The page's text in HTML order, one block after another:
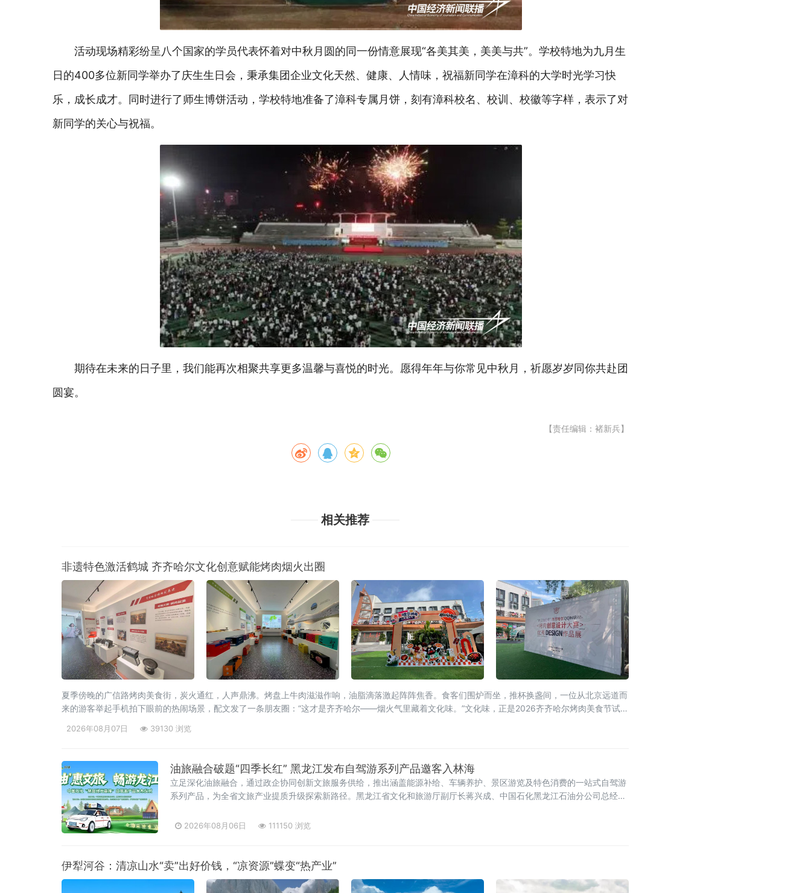
活动现场精彩纷呈八个国家的学员代表怀着对中秋月圆的同一份情意展现“各美其美，美美与共”。学校特地为九月生
日的400多位新同学举办了庆生生日会，秉承集团企业文化天然、健康、人情味，祝福新同学在漳科的大学时光学习快
乐，成长成才。同时进行了师生博饼活动，学校特地准备了漳科专属月饼，刻有漳科校名、校训、校徽等字样，表示了对
新同学的关心与祝福。
期待在未来的日子里，我们能再次相聚共享更多温馨与喜悦的时光。愿得年年与你常见中秋月，祈愿岁岁同你共赴团
圆宴。
【责任编辑：褚新兵】
相关推荐
非遗特色激活鹤城 齐齐哈尔文化创意赋能烤肉烟火出圈
夏季傍晚的广信路烤肉美食街，炭火通红，人声鼎沸。烤盘上牛肉滋滋作响，油脂滴落激起阵阵焦香。食客们围炉而坐，推杯换盏间，一位从北京远道而
来的游客举起手机拍下眼前的热闹场景，配文发了一条朋友圈：“这才是齐齐哈尔——烟火气里藏着文化味。”文化味，正是2026齐齐哈尔烤肉美食节试图
2026年08月07日 39130 浏览
油旅融合破题“四季长红” 黑龙江发布自驾游系列产品邀客入林海
立足深化油旅融合，通过政企协同创新文旅服务供给，推出涵盖能源补给、车辆养护、景区游览及特色消费的一站式自驾游
系列产品，为全省文旅产业提质升级探索新路径。黑龙江省文化和旅游厅副厅长蒋兴成、中国石化黑龙江石油分公司总经理
2026年08月06日 111150 浏览
伊犁河谷：清凉山水“卖”出好价钱，“凉资源”蝶变“热产业”